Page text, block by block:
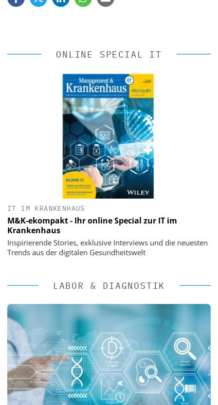
ONLINE SPECIAL IT
IT IM KRANKENHAUS
M&K-ekompakt - Ihr online Special zur IT im
Krankenhaus
Inspirierende Stories, exklusive Interviews und die neuesten
Trends aus der digitalen Gesundheitswelt
LABOR & DIAGNOSTIK